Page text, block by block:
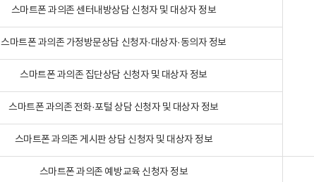
스마트폰 과의존 센터내방상담 신청자 및 대상자 정보
스마트폰 과의존 가정방문상담 신청자·대상자·동의자 정보
스마트폰 과의존 집단상담 신청자 및 대상자 정보
스마트폰 과의존 전화·포털 상담 신청자 및 대상자 정보
스마트폰 과의존 게시판 상담 신청자 및 대상자 정보
스마트폰 과의존 예방교육 신청자 정보